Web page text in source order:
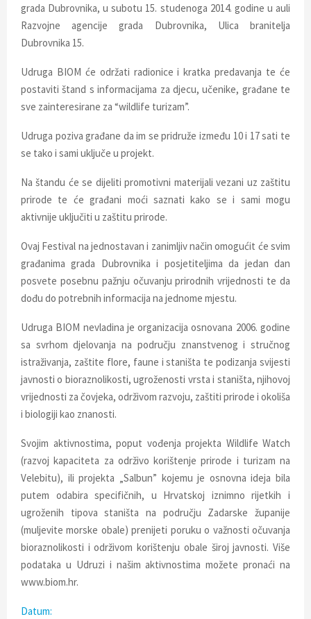
M
N
grada Dubrovnika, u subotu 15. studenoga 2014. godine u auli
Razvojne agencije grada Dubrovnika, Ulica branitelja
Dubrovnika 15.
Udruga BIOM će održati radionice i kratka predavanja te će
postaviti štand s informacijama za djecu, učenike, građane te
sve zainteresirane za “wildlife turizam”.
Udruga poziva građane da im se pridruže između 10 i 17 sati te
se tako i sami uključe u projekt.
Na štandu će se dijeliti promotivni materijali vezani uz zaštitu
prirode te će građani moći saznati kako se i sami mogu
aktivnije uključiti u zaštitu prirode.
Ovaj Festival na jednostavan i zanimljiv način omogućit će svim
građanima grada Dubrovnika i posjetiteljima da jedan dan
posvete posebnu pažnju očuvanju prirodnih vrijednosti te da
dođu do potrebnih informacija na jednome mjestu.
Udruga BIOM nevladina je organizacija osnovana 2006. godine
sa svrhom djelovanja na području znanstvenog i stručnog
istraživanja, zaštite flore, faune i staništa te podizanja svijesti
javnosti o bioraznolikosti, ugroženosti vrsta i staništa, njihovoj
vrijednosti za čovjeka, održivom razvoju, zaštiti prirode i okoliša
i biologiji kao znanosti.
Svojim aktivnostima, poput vođenja projekta Wildlife Watch
(razvoj kapaciteta za održivo korištenje prirode i turizam na
Velebitu), ili projekta „Salbun” kojemu je osnovna ideja bila
putem odabira specifičnih, u Hrvatskoj iznimno rijetkih i
ugroženih tipova staništa na području Zadarske županije
(muljevite morske obale) prenijeti poruku o važnosti očuvanja
bioraznolikosti i održivom korištenju obale široj javnosti. Više
podataka u Udruzi i našim aktivnostima možete pronaći na
www.biom.hr.
Datum: